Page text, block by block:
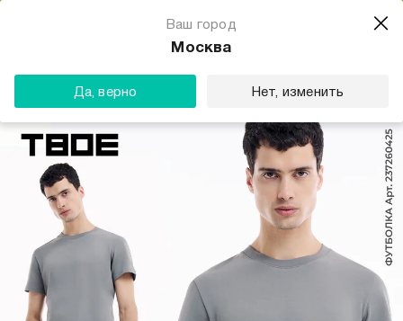
Ваш город
Москва
Да, верно Нет, изменить
Магазин одежды для тебя